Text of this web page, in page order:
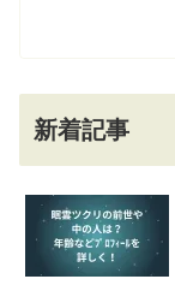
新着記事